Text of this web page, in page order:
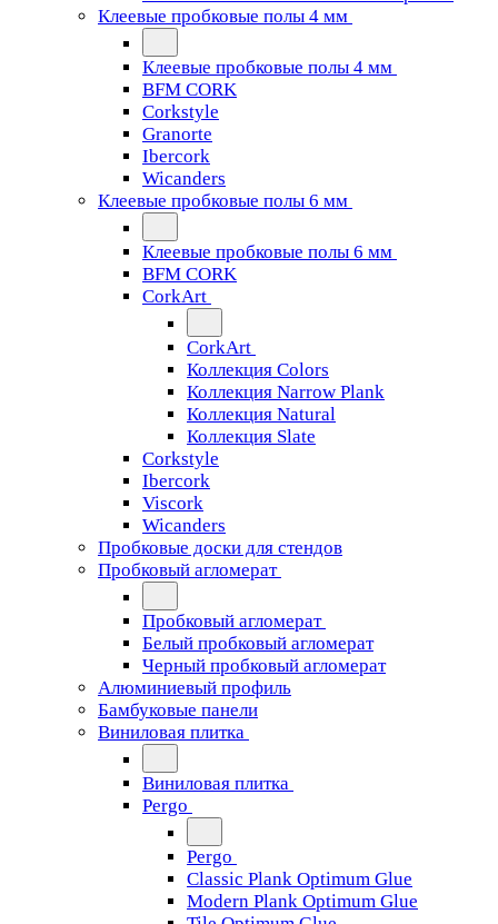
Клеевые пробковые полы 4 мм
Клеевые пробковые полы 4 мм
BFM CORK
Corkstyle
Granorte
Ibercork
Wicanders
Клеевые пробковые полы 6 мм
Клеевые пробковые полы 6 мм
BFM CORK
CorkArt
CorkArt
Коллекция Colors
Коллекция Narrow Plank
Коллекция Natural
Коллекция Slate
Corkstyle
Ibercork
Viscork
Wicanders
Пробковые доски для стендов
Пробковый агломерат
Пробковый агломерат
Белый пробковый агломерат
Черный пробковый агломерат
Алюминиевый профиль
Бамбуковые панели
Виниловая плитка
Виниловая плитка
Pergo
Pergo
Classic Plank Optimum Glue
Modern Plank Optimum Glue